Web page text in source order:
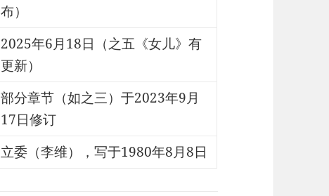
布）
2025年6月18日（之五《女儿》有
更新）
部分章节（如之三）于2023年9月
17日修订
立委（李维），写于1980年8月8日